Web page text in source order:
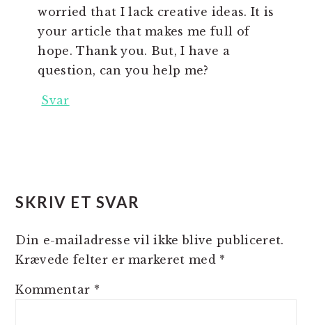
worried that I lack creative ideas. It is
your article that makes me full of
hope. Thank you. But, I have a
question, can you help me?
Svar
SKRIV ET SVAR
Din e-mailadresse vil ikke blive publiceret.
Krævede felter er markeret med *
Kommentar *